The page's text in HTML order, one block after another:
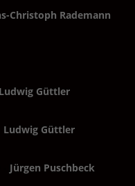
Christoph Rademann
Ludwig Güttler
Ludwig Güttler
Jürgen Puschbeck